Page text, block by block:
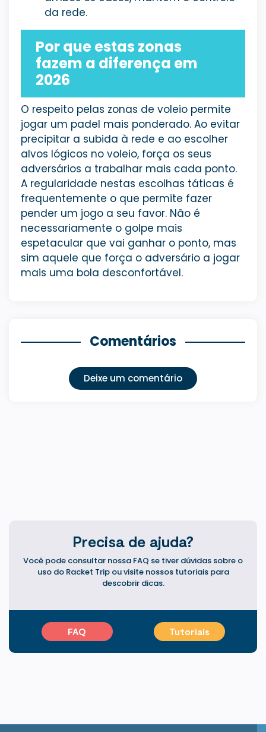
da rede.
Por que estas zonas
fazem a diferença em
2026
O respeito pelas zonas de voleio permite
jogar um padel mais ponderado. Ao evitar
precipitar a subida à rede e ao escolher
alvos lógicos no voleio, força os seus
adversários a trabalhar mais cada ponto.
A regularidade nestas escolhas táticas é
frequentemente o que permite fazer
pender um jogo a seu favor. Não é
necessariamente o golpe mais
espetacular que vai ganhar o ponto, mas
sim aquele que força o adversário a jogar
mais uma bola desconfortável.
Comentários
Deixe um comentário
Precisa de ajuda?
Você pode consultar nossa FAQ se tiver dúvidas sobre o
uso do Racket Trip ou visite nossos tutoriais para
descobrir dicas.
FAQ Tutoriais